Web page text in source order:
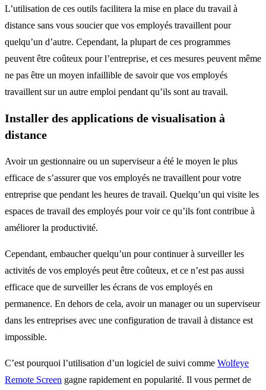
L’utilisation de ces outils facilitera la mise en place du travail à
distance sans vous soucier que vos employés travaillent pour
quelqu’un d’autre. Cependant, la plupart de ces programmes
peuvent être coûteux pour l’entreprise, et ces mesures peuvent même
ne pas être un moyen infaillible de savoir que vos employés
travaillent sur un autre emploi pendant qu’ils sont au travail.
Installer des applications de visualisation à
distance
Avoir un gestionnaire ou un superviseur a été le moyen le plus
efficace de s’assurer que vos employés ne travaillent pour votre
entreprise que pendant les heures de travail. Quelqu’un qui visite les
espaces de travail des employés pour voir ce qu’ils font contribue à
améliorer la productivité.
Cependant, embaucher quelqu’un pour continuer à surveiller les
activités de vos employés peut être coûteux, et ce n’est pas aussi
efficace que de surveiller les écrans de vos employés en
permanence. En dehors de cela, avoir un manager ou un superviseur
dans les entreprises avec une configuration de travail à distance est
impossible.
C’est pourquoi l’utilisation d’un logiciel de suivi comme Wolfeye
Remote Screen gagne rapidement en popularité. Il vous permet de